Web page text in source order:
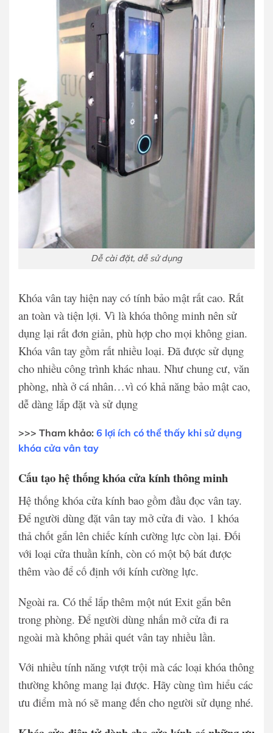
Dễ cài đặt, dễ sử dụng
Khóa vân tay hiện nay có tính bảo mật rất cao. Rất
an toàn và tiện lợi. Vì là khóa thông minh nên sử
dụng lại rất đơn giản, phù hợp cho mọi không gian.
Khóa vân tay gồm rất nhiều loại. Đã được sử dụng
cho nhiều công trình khác nhau. Như chung cư, văn
phòng, nhà ở cá nhân…vì có khả năng bảo mật cao,
dễ dàng lắp đặt và sử dụng
>>> Tham khảo: 6 lợi ích có thể thấy khi sử dụng
khóa cửa vân tay
Cấu tạo hệ thống khóa cửa kính thông minh
Hệ thống khóa cửa kính bao gồm đầu đọc vân tay.
Để người dùng đặt vân tay mở cửa đi vào. 1 khóa
thả chốt gắn lên chiếc kính cường lực còn lại. Đối
với loại cửa thuần kính, còn có một bộ bát được
thêm vào để cố định với kính cường lực.
Ngoài ra. Có thể lắp thêm một nút Exit gắn bên
trong phòng. Để người dùng nhấn mở cửa đi ra
ngoài mà không phải quét vân tay nhiều lần.
Với nhiều tính năng vượt trội mà các loại khóa thông
thường không mang lại được. Hãy cùng tìm hiểu các
ưu điểm mà nó sẽ mang đến cho người sử dụng nhé.